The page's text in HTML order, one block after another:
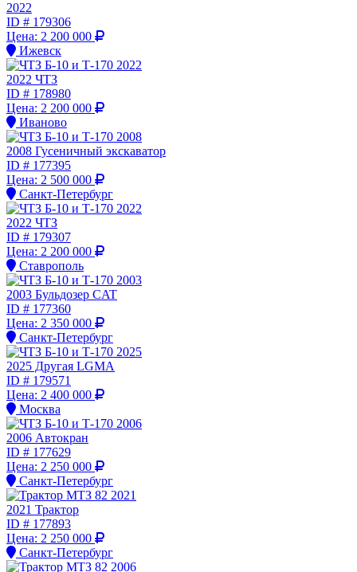
2022
ID # 179306
Цена: 2 200 000
Ижевск
2022 ЧТЗ
ID # 178980
Цена: 2 200 000
Иваново
2008 Гусеничный экскаватор
ID # 177395
Цена: 2 500 000
Санкт-Петербург
2022 ЧТЗ
ID # 179307
Цена: 2 200 000
Ставрополь
2003 Бульдозер CAT
ID # 177360
Цена: 2 350 000
Санкт-Петербург
2025 Другая LGMA
ID # 179571
Цена: 2 400 000
Москва
2006 Автокран
ID # 177629
Цена: 2 250 000
Санкт-Петербург
2021 Трактор
ID # 177893
Цена: 2 250 000
Санкт-Петербург